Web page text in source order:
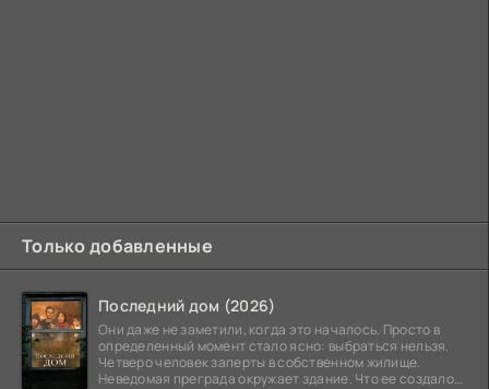
Только добавленные
Последний дом (2026)
Они даже не заметили, когда это началось. Просто в
определенный момент стало ясно: выбраться нельзя.
Четверо человек заперты в собственном жилище.
Неведомая преграда окружает здание. Что ее создало